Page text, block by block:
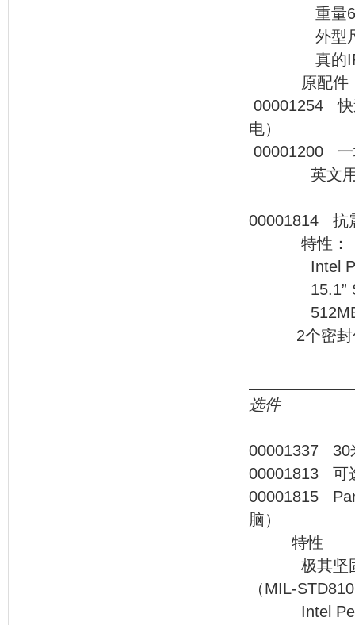
重量6.5kg
外型尺寸
真的IP54
原配件
00001254 快
电）
英
特性：
Intel
15.1”
512MB
2个密封仪
选件
00001337
00001815
脑）
特性
极其坚固的
（MIL-
Intel